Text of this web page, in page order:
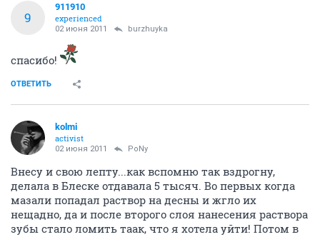
9
911910
experienced
02 июня 2011 burzhuyka
спасибо!
ОТВЕТИТЬ
kolmi
activist
02 июня 2011 PoNy
Внесу и свою лепту...как вспомню так вздрогну,
делала в Блеске отдавала 5 тысяч. Во первых когда
мазали попадал раствор на десны и жгло их
нещадно, да и после второго слоя нанесения раствора
зубы стало ломить таак, что я хотела уйти! Потом в